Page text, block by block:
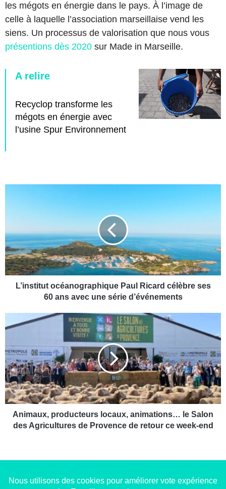
les mégots en énergie dans le pays. À l’image de
celle à laquelle l’association marseillaise vend les
siens. Un processus de valorisation que nous vous
présentions dès 2020 sur Made in Marseille.
A relire
Recyclop transforme les
mégots en énergie avec
l’usine Spur Environnement
s
t
i
t
u
a
o
g
r
a
p
h
u
L’institut océanographique Paul Ricard célèbre ses
60 ans avec une série d’événements
n
m
a
u
x
,
p
e
Animaux, producteurs locaux, animations… le Salon
des Agricultures de Provence de retour ce week-end